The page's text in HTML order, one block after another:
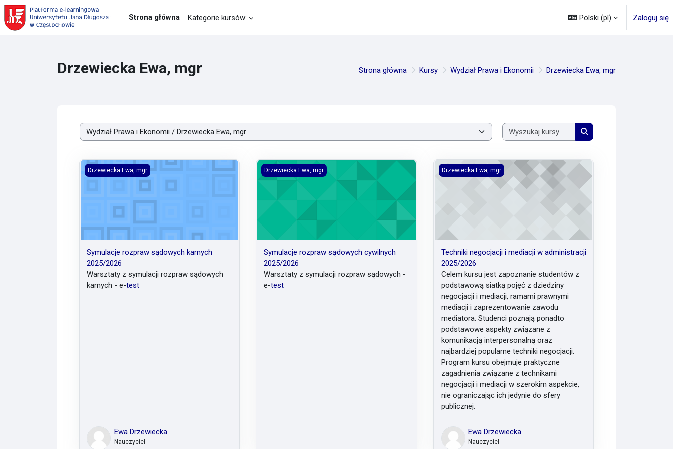
Przejdź do głównej zawartości
Strona główna
Kategorie kursów: Polski ‎(pl)‎ Zaloguj się
Drzewiecka Ewa, mgr Strona główna Kursy Wydział Prawa i Ekonomii Drzewiecka Ewa, mgr
Kategorie kursów
Wyszukaj kursy
Wyszukaj kursy
Symulacje rozpraw sądowych karnych 2025/2026
Drzewiecka Ewa, mgr
Symulacje rozpraw sądowych karnych
2025/2026
Warsztaty z symulacji rozpraw sądowych
karnych - e-test
Ewa Drzewiecka
Nauczyciel
Symulacje rozpraw sądowych cywilnych 2025/2026
Drzewiecka Ewa, mgr
Symulacje rozpraw sądowych cywilnych
2025/2026
Warsztaty z symulacji rozpraw sądowych -
e-test
Techniki negocjacji i mediacji w administracji 2025/2026
Drzewiecka Ewa, mgr
Techniki negocjacji i mediacji w administracji
2025/2026
Celem kursu jest zapoznanie studentów z
podstawową siatką pojęć z dziedziny
negocjacji i mediacji, ramami prawnymi
mediacji i zaprezentowanie zawodu
mediatora. Studenci poznają ponadto
podstawowe aspekty związane z
komunikacją interpersonalną oraz
najbardziej popularne techniki negocjacji.
Program kursu obejmuje praktyczne
zagadnienia związane z technikami
negocjacji i mediacji w szerokim aspekcie,
nie ograniczając ich jedynie do sfery
publicznej.
Ewa Drzewiecka
Nauczyciel